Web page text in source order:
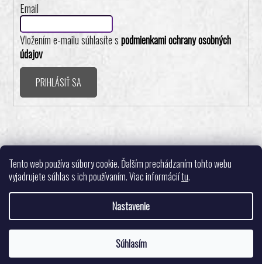
Tento web používa súbory cookie. Ďalším prechádzaním tohto webu
vyjadrujete súhlas s ich používaním. Viac informáciítu.
Nastavenie
Súhlasím
Email
Vložením e-mailu súhlasíte spodmienkami ochrany osobných
údajov
PRIHLÁSIŤ SA
Realizovalo štúdio ADATELIER
Vytvoril Shoptet
Pingpongshop.sk - Športové potreby
vyhradené.